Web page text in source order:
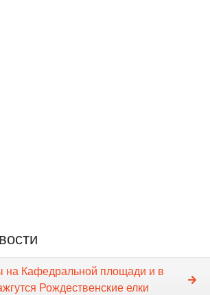
на Кафедральной площади и в
Рождественские елки